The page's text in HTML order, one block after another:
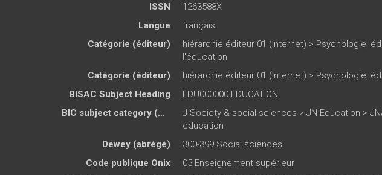
ISSN
1263588X
Langue
français
Catégorie (éditeur)
hiérarchie éditeur 01 (internet) > Psychologie,
l'éducation
Catégorie (éditeur)
hiérarchie éditeur 01 (internet) > Psychologie,
BISAC Subject Heading
EDU000000 EDUCATION
BIC subject category (UK)
J Society & social sciences > JN Education >
education
Dewey (abrégé)
300-399 Social sciences
Code publique Onix
05 Enseignement supérieur